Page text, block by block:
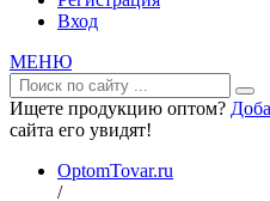
Вход
МЕНЮ
Ищете продукцию оптом?
сайта его увидят!
OptomTovar.ru
/